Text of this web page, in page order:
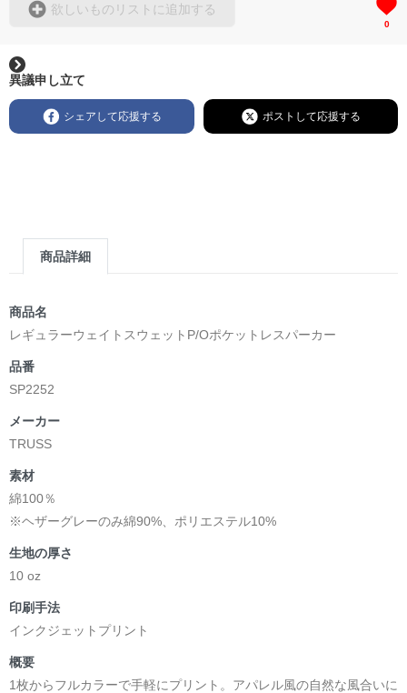
欲しいものリストに追加する
0
異議申し立て
シェアして応援する ポストして応援する
商品詳細
商品名
レギュラーウェイトスウェットP/Oポケットレスパーカー
品番
SP2252
メーカー
TRUSS
素材
綿100％
※ヘザーグレーのみ綿90%、ポリエステル10%
生地の厚さ
10 oz
印刷手法
インクジェットプリント
概要
1枚からフルカラーで手軽にプリント。アパレル風の自然な風合いに